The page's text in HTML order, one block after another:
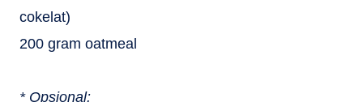
cokelat)
200 gram oatmeal
* Opsional: